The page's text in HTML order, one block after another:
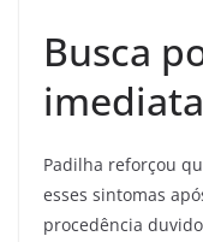
Busca
Padilha reforçou
esses sintomas
procedência